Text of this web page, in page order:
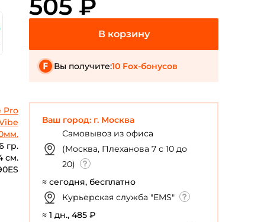
Pro
гр.
см.
505 ₽
Вы получите:10 Fox-бонусов
Ваш город: г. Москва
Самовывоз из офиса
(Москва, Плеханова 7 с 10 до
20)
≈ сегодня, бесплатно
Курьерская служба "EMS"
≈ 1 дн., 485 ₽